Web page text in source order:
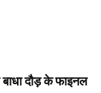
दौड़ के फाइनल